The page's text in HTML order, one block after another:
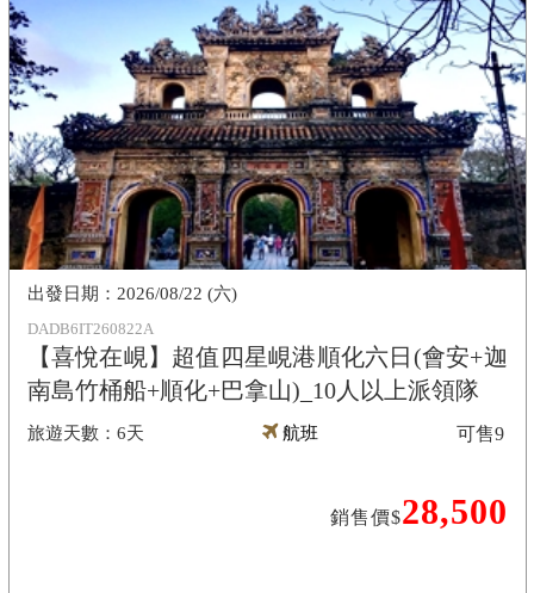
DADB6IT260822A
【喜悅在峴】超值四星峴港順化六日(會安+迦
南島竹桶船+順化+巴拿山)_10人以上派領隊
6天
2026/08/22 (六)
航班
銷售價$28,500
可售9